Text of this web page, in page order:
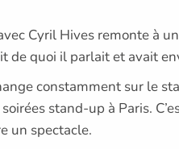
Cyril Hives remonte à
de quoi il parlait et avait
constamment sur le
stand-up à Paris.
un spectacle.